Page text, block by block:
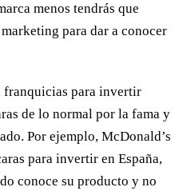
menos tendrás que
para dar a conocer
franquicias para invertir
de lo normal por la fama y
Por ejemplo, McDonald’s
para invertir en España,
conoce su producto y no